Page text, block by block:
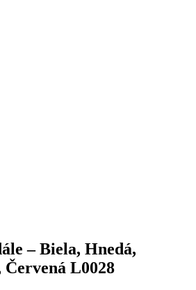
– Biela, Hnedá,
L0028